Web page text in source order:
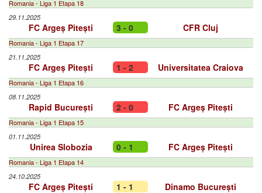
Romania - Liga 1 Etapa 18
29.11.2025
FC Argeș Pitești 3 - 0 CFR Cluj
Romania - Liga 1 Etapa 17
21.11.2025
FC Argeș Pitești 1 - 2 Universitatea Craiova
Romania - Liga 1 Etapa 16
08.11.2025
Rapid București 2 - 0 FC Argeș Pitești
Romania - Liga 1 Etapa 15
01.11.2025
Unirea Slobozia 0 - 1 FC Argeș Pitești
Romania - Liga 1 Etapa 14
24.10.2025
FC Argeș Pitești 1 - 1 Dinamo București